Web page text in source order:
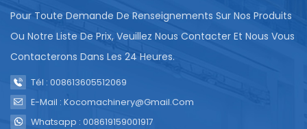
Pour Toute Demande De Renseignements Sur Nos Produits
Ou Notre Liste De Prix, Veuillez Nous Contacter Et Nous Vous
Contacterons Dans Les 24 Heures.
Tél : 008613605512069
E-Mail : Kocomachinery@gmail.com
Whatsapp : 008619159001917